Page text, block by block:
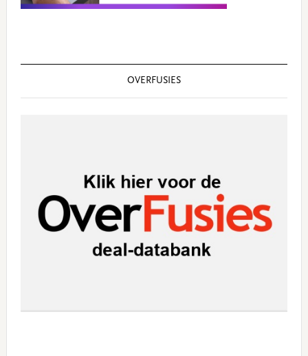
OVERFUSIES